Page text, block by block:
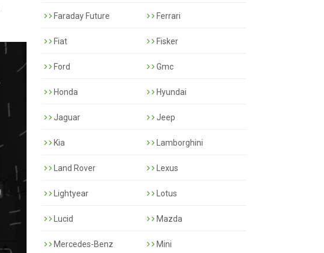
Faraday Future Ferrari
Fiat Fisker
Ford Gmc
Honda Hyundai
Jaguar Jeep
Kia Lamborghini
Land Rover Lexus
Lightyear Lotus
Lucid Mazda
Mercedes-Benz Mini